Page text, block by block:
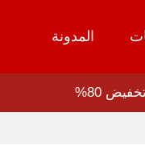
المدونة
80%